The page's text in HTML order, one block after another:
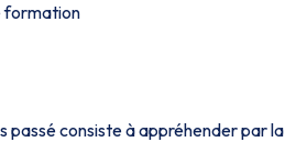
formation
consiste à appréhender par la